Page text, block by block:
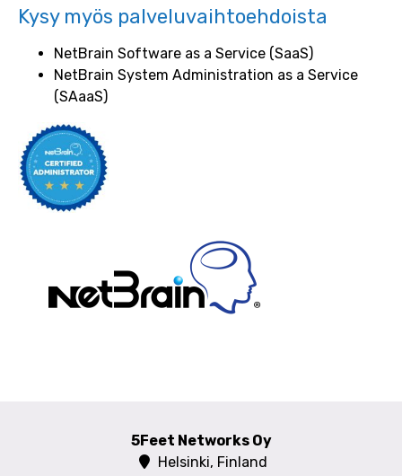
Kysy myös palveluvaihtoehdoista
NetBrain Software as a Service (SaaS)
NetBrain System Administration as a Service
(SAaaS)
5Feet Networks Oy
Helsinki, Finland